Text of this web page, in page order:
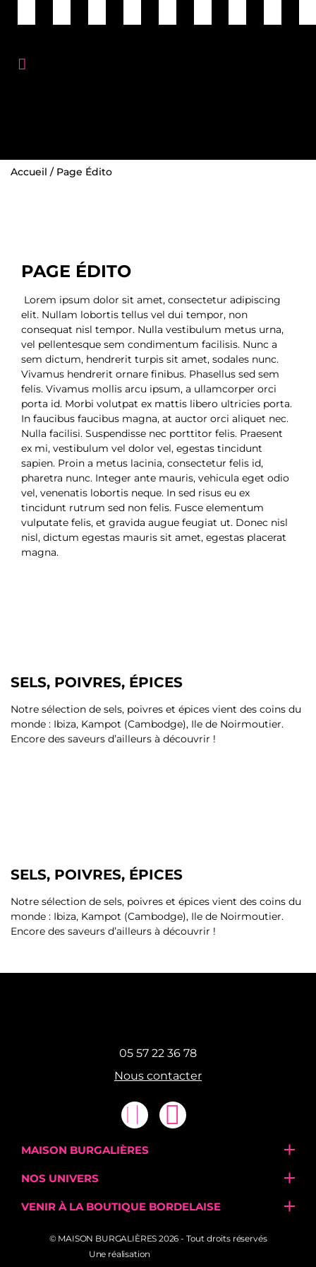
Accueil / Page Édito
PAGE ÉDITO
Lorem ipsum dolor sit amet, consectetur adipiscing
elit. Nullam lobortis tellus vel dui tempor, non
consequat nisl tempor. Nulla vestibulum metus urna,
vel pellentesque sem condimentum facilisis. Nunc a
sem dictum, hendrerit turpis sit amet, sodales nunc.
Vivamus hendrerit ornare finibus. Phasellus sed sem
felis. Vivamus mollis arcu ipsum, a ullamcorper orci
porta id. Morbi volutpat ex mattis libero ultricies porta.
In faucibus faucibus magna, at auctor orci aliquet nec.
Nulla facilisi. Suspendisse nec porttitor felis. Praesent
ex mi, vestibulum vel dolor vel, egestas tincidunt
sapien. Proin a metus lacinia, consectetur felis id,
pharetra nunc. Integer ante mauris, vehicula eget odio
vel, venenatis lobortis neque. In sed risus eu ex
tincidunt rutrum sed non felis. Fusce elementum
vulputate felis, et gravida augue feugiat ut. Donec nisl
nisl, dictum egestas mauris sit amet, egestas placerat
magna.
SELS, POIVRES, ÉPICES
Notre sélection de sels, poivres et épices vient des coins du
monde : Ibiza, Kampot (Cambodge), Ile de Noirmoutier.
Encore des saveurs d’ailleurs à découvrir !
SELS, POIVRES, ÉPICES
Notre sélection de sels, poivres et épices vient des coins du
monde : Ibiza, Kampot (Cambodge), Ile de Noirmoutier.
Encore des saveurs d’ailleurs à découvrir !
05 57 22 36 78
Nous contacter
MAISON BURGALIÈRES
Notre histoire
Nos marques
Le Carnet d’Audrey
NOS UNIVERS
Boucherie – Le Bouscat
Votre traiteur – Le Bouscat
VENIR À LA BOUTIQUE BORDELAISE
8h - 12h45|16h - 19h30
© MAISON BURGALIÈRES 2026 - Tout droits réservés
Une réalisation